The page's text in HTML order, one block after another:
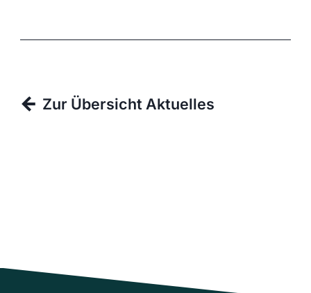
Zur Übersicht Aktuelles